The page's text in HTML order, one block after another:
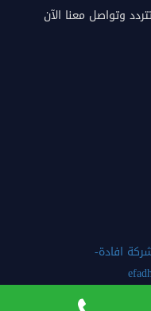
وتواصل معنا الآن